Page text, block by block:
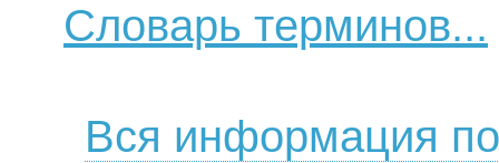
Словарь терминов...
Вся информация